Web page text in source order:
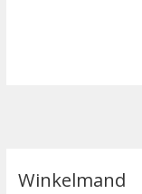
Winkelmand